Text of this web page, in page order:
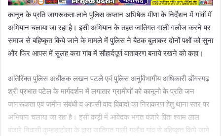
कानून के प्रति जागरूकता लाने पुलिस कप्तान अभिषेक मीणा के निर्देशन में गांवों में
अभियान चलाया जा रहा है। इसी अभियान के तहत जातिगत गाली गलौज करने पर
समाज से बहिष्कृत किये जाने के मामले में पुलिस ने बैठक बुलाकर दोनों पक्षों को सुना
और फिर आपस में सुलह करा गांव में सौहार्दपूर्ण वातावरण बनाये रखने को कहा।
अतिरिक्त पुलिस अधीक्षक लखन पटले एवं पुलिस अनुविभागीय अधिकारी डोंगरगढ़
श्री प्रभात पटेल के मार्गदर्शन में लगातार ग्रामीणों को कानूनो के प्रति जन
जागरूकता एवं जमीन संबंधी व आपसी वाद विवादों का निराकरण हेतु थाना स्तर पर
अभियान चलाया जा रहा है। इसी कड़ी में आवेदक भगत बंजारे पिता श्याम लाल
बंजारे निवासी कुम्हडाटोला के द्वारा जातिगत गाली गलौच गांव से बहिष्कृत किये जाने